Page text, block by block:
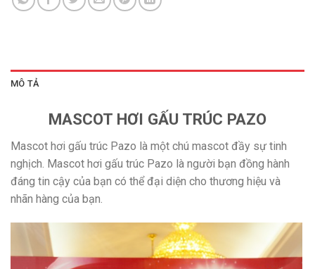
MÔ TẢ
MASCOT HƠI GẤU TRÚC PAZO
Mascot hơi gấu trúc Pazo là một chú mascot đầy sự tinh
nghịch. Mascot hơi gấu trúc Pazo là người bạn đồng hành
đáng tin cậy của bạn có thể đại diện cho thương hiệu và
nhãn hàng của bạn.